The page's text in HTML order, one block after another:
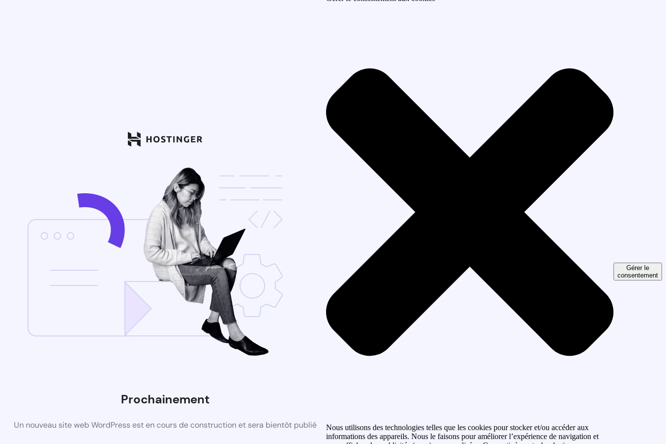
Prochainement
Un nouveau site web WordPress est en cours de construction et sera bientôt publié
Nous utilisons des technologies telles que les cookies pour stocker et/ou accéder aux
informations des appareils. Nous le faisons pour améliorer l’expérience de navigation et
Gérer le
consentement